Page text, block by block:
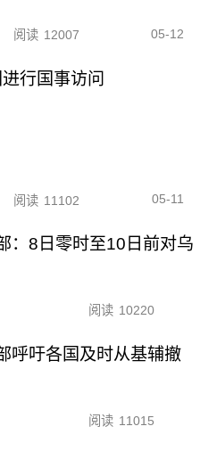
阅读 12007 05-12
行国事访问
阅读 11102 05-11
：8日零时至10日前对乌
阅读 10220
呼吁各国及时从基辅撤
阅读 11015